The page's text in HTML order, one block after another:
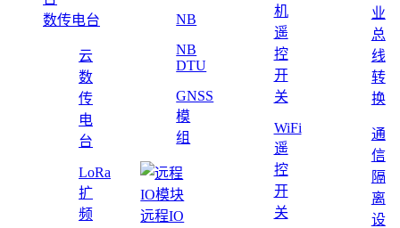
数传电台
云
数
传
电
台
LoRa
扩
频
NB
NB
DTU
GNSS
模
组
远程IO
机
遥
控
开
关
WiFi
遥
控
开
关
业
总
线
转
换
通
信
隔
离
设